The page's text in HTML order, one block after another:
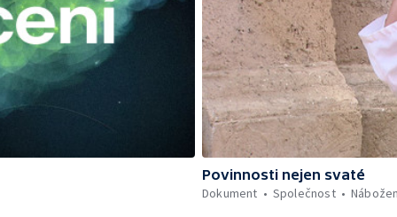
Povinnosti nejen svaté
Dokument
Společnost